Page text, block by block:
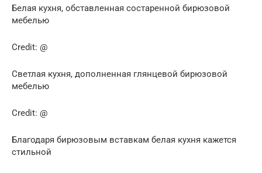
Белая кухня, обставленная состаренной бирюзовой
мебелью
Credit: @
Светлая кухня, дополненная глянцевой бирюзовой
мебелью
Credit: @
Благодаря бирюзовым вставкам белая кухня кажется
стильной